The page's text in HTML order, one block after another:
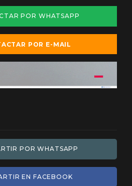
POR WHATSAPP
POR E-MAIL
POR WHATSAPP
EN FACEBOOK